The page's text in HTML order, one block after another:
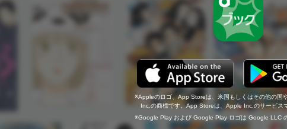
Appleのロゴ、App Storeは、米国もしくはその他の国
Inc.の商標です。App Storeは、Apple Inc.のサービス
Google Play および Google Play ロゴは Google LLC